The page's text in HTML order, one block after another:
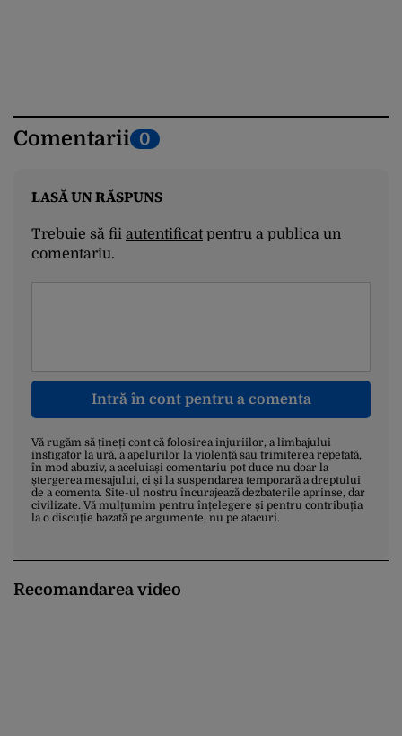
Comentarii 0
LASĂ UN RĂSPUNS
Trebuie să fii autentificatpentru a publica un
comentariu.
Intră în cont pentru a comenta
Vă rugăm să țineți cont că folosirea injuriilor, a limbajului
instigator la ură, a apelurilor la violență sau trimiterea repetată,
în mod abuziv, a aceluiași comentariu pot duce nu doar la
ștergerea mesajului, ci și la suspendarea temporară a dreptului
de a comenta. Site-ul nostru încurajează dezbaterile aprinse, dar
civilizate. Vă mulțumim pentru înțelegere și pentru contribuția
la o discuție bazată pe argumente, nu pe atacuri.
Recomandarea video